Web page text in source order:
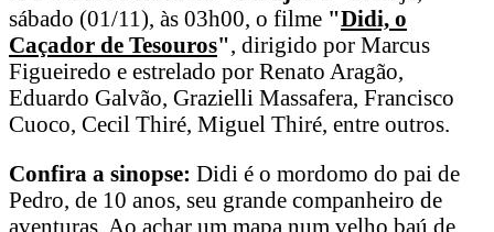
sábado (01/11), às 03h00, o filme "Didi, o
Caçador de Tesouros", dirigido por Marcus
Figueiredo e estrelado por Renato Aragão,
Eduardo Galvão, Grazielli Massafera, Francisco
Cuoco, Cecil Thiré, Miguel Thiré, entre outros.
Confira a sinopse: Didi é o mordomo do pai de
Pedro, de 10 anos, seu grande companheiro de
aventuras. Ao achar um mapa num velho baú de